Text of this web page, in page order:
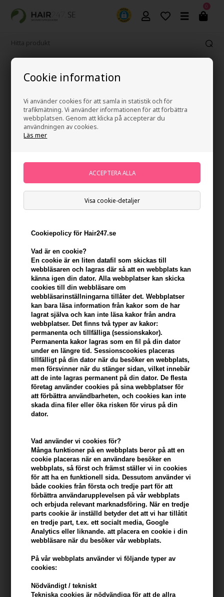
Cookie information
Vi använder cookies för att samla in statistik och för
trafikmätning. Vi använder informationen för att förbättra
webbplatsen. Genom att klicka på accepterar du
användningen av cookies.
Läs mer
Visa cookie-detaljer
Cookiepolicy för Hair247.se
Vad är en cookie?
En cookie är en liten datafil som skickas till
webbläsaren och lagras där så att en webbplats kan
känna igen din dator. Alla webbplatser kan skicka
cookies till din webbläsare om
webbläsarinställningarna tillåter det. Webbplatser
kan bara läsa information från kakor som de har
lagrat själva och kan inte läsa kakor från andra
webbplatser. Det finns två typer av kakor:
permanenta och tillfälliga (sessionskakor).
Permanenta kakor lagras som en fil på din dator
under en längre tid. Sessionscookies placeras
tillfälligt på din dator när du besöker en webbplats,
men försvinner när du stänger sidan, vilket innebär
att de inte lagras permanent på din dator. De flesta
företag använder cookies på sina webbplatser för
att förbättra användbarheten, och cookies kan inte
skada dina filer eller öka risken för virus på din
dator.
Vad använder vi cookies för?
Många funktioner på en webbplats beror på att en
cookie placeras när en användare besöker en
webbplats, så först och främst ställer vi in ​​cookies
för att ha en funktionell sida. Dessutom använder vi
både cookies från första och tredje part för att
förbättra användarupplevelsen på vår webbplats
och erbjuda relevant marknadsföring. När en tredje
parts cookie är inställd betyder det att vi har tillåtit
en tredje part, t.ex. ett socialt media, Google
Analytics eller liknande. att placera en cookie i din
webbläsare när du besöker vår webbplats.
På vår webbplats använder vi följande typer av
cookies:
Nödvändigt / tekniskt
Tekniska cookies är nödvändiga för att de allra
0
Kerastase Specifique Bain Riche Dermo-calm
Shampoo 250ml
Varumärken» Kerastase Brand:
Slut i lager
Ej i lager- Leveranstid: Ukendt arbetsdagar
Du tjänar
KÖP FÖR YTTERLIGARE 499,00 SEK OCH FÅ FRI FRAKT
Beskrivning Recensioner Tillverkare
Kerastase Specifique Bain Riche Dermo-Calm schampo är för dem
som har en känslig och torr hårbotten och torra längder.
Kerastase Specifique Bain Riche dermo-Calm
egenskaper
Detta schampo återfuktar och lugnar med glycerin- och
calophyllumolja. Dessutom innehåller detta schampo Pirocton
Schampot lämnar ditt hår glänsande.